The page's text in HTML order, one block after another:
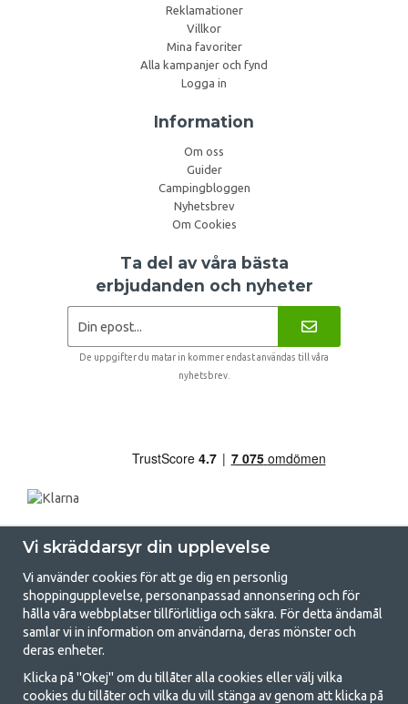
Reklamationer
Villkor
Mina favoriter
Alla kampanjer och fynd
Logga in
Information
Om oss
Guider
Campingbloggen
Nyhetsbrev
Om Cookies
Ta del av våra bästa
erbjudanden och nyheter
De uppgifter du matar in kommer endast användas till våra
nyhetsbrev.
GetCamping.se - Din butik för camping
och uteliv
Vi skräddarsyr din upplevelse
Vi använder cookies för att ge dig en personlig
shoppingupplevelse, personanpassad annonsering och för
hålla våra webbplatser tillförlitliga och säkra. För detta ändamål
samlar vi in information om användarna, deras mönster och
deras enheter.
Klicka på "Okej" om du tillåter alla cookies eller välj vilka
cookies du tillåter och vilka du vill stänga av genom att klicka på